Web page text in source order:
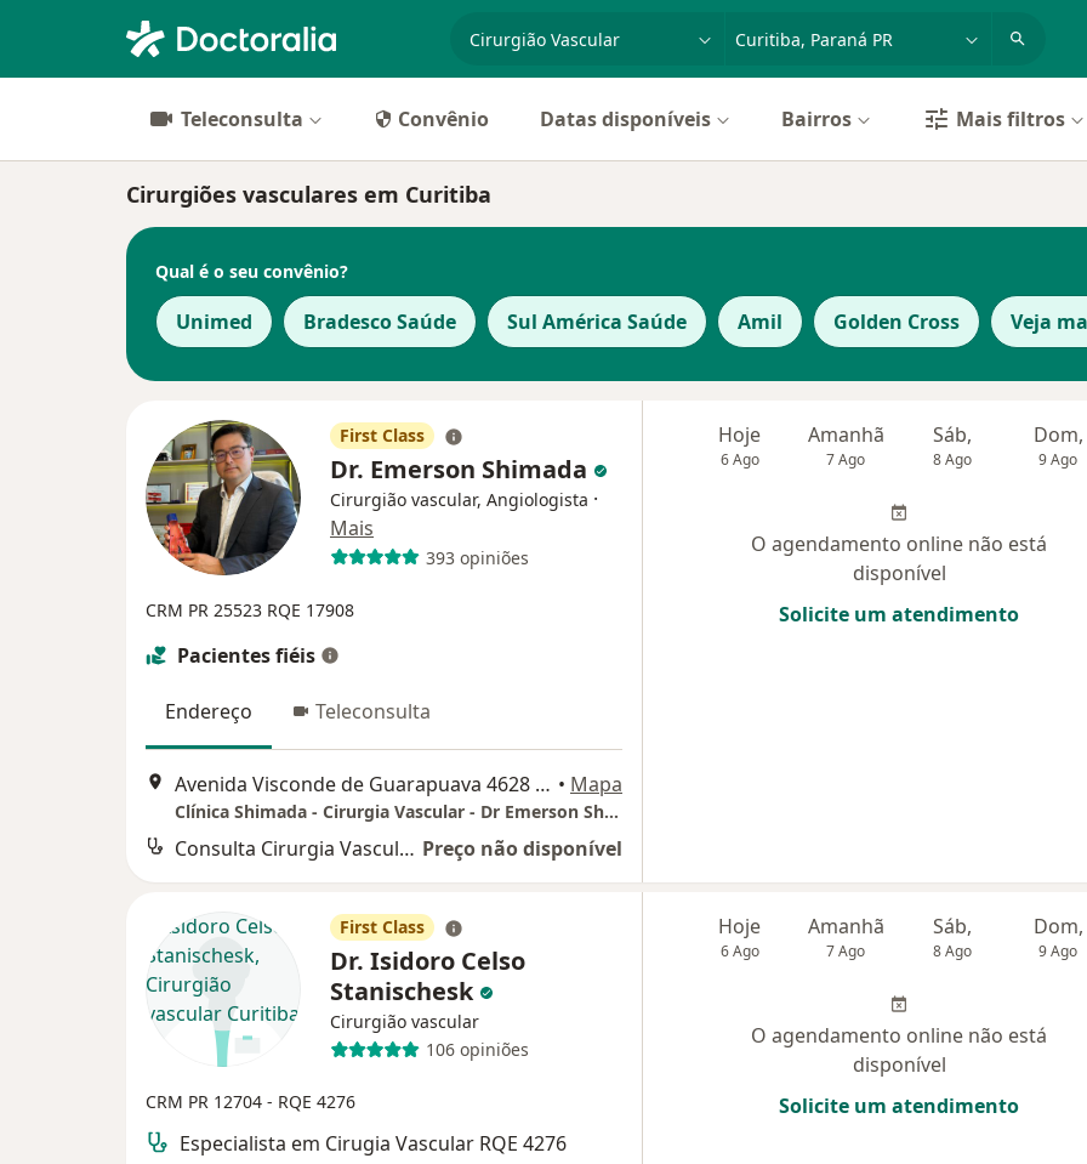
cidade ou região
Teleconsulta Convênio Datas disponíveis Bairros Mais filtros
Cirurgiões vasculares em Curitiba
Qual é o seu convênio?
Unimed Bradesco Saúde Sul América Saúde Amil Golden Cross Veja
First Class
Dr. Emerson Shimada
Cirurgião vascular, Angiologista ·
Mais
393 opiniões
CRM PR 25523 RQE 17908
Pacientes fiéis
Endereço Teleconsulta
Avenida Visconde de Guarapuava 4628 - ALA DOC - SALA 811, Curitiba • Mapa
Clínica Shimada - Cirurgia Vascular - Dr Emerson Shimada
Consulta Cirurgia Vascular Preço não disponível
Hoje
6 Ago
Amanhã
7 Ago
Sáb,
8 Ago
Dom,
9 Ago
O agendamento online não está
disponível
Solicite um atendimento
First Class
Dr. Isidoro Celso
Stanischesk
Cirurgião vascular
106 opiniões
CRM PR 12704 - RQE 4276
Especialista em Cirugia Vascular RQE 4276
Hoje
6 Ago
Amanhã
7 Ago
Sáb,
8 Ago
Dom,
9 Ago
O agendamento online não está
disponível
Solicite um atendimento